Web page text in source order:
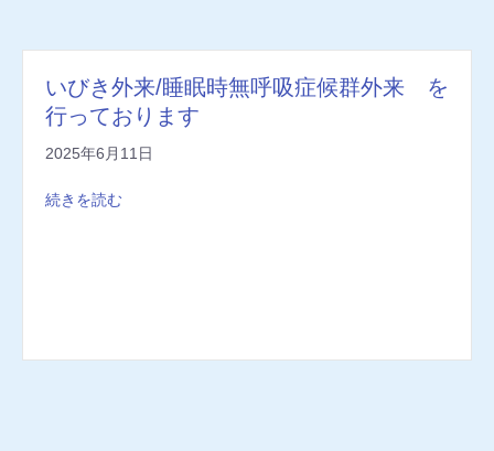
いびき外来/睡眠時無呼吸症候群外来 を
行っております
2025年6月11日
続きを読む